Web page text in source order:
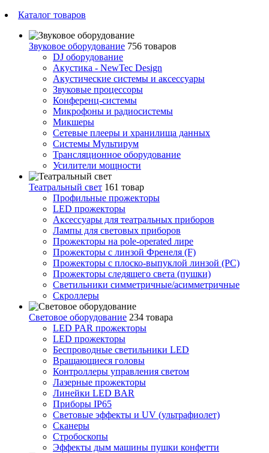
Каталог товаров
Звуковое оборудование 756 товаров
DJ оборудование
Акустика - NewTec Design
Акустические системы и аксессуары
Звуковые процессоры
Конференц-системы
Микрофоны и радиосистемы
Микшеры
Сетевые плееры и хранилища данных
Системы Мультирум
Трансляционное оборудование
Усилители мощности
Театральный свет 161 товар
Профильные прожекторы
LED прожекторы
Аксессуары для театральных приборов
Лампы для световых приборов
Прожекторы на pole-operated лире
Прожекторы с линзой Френеля (F)
Прожекторы с плоско-выпуклой линзой (PC)
Прожекторы следящего света (пушки)
Светильники симметричные/асимметричные
Скроллеры
Световое оборудование 234 товара
LED PAR прожекторы
LED прожекторы
Беспроводные светильники LED
Вращающиеся головы
Контроллеры управления светом
Лазерные прожекторы
Линейки LED BAR
Приборы IP65
Световые эффекты и UV (ультрафиолет)
Сканеры
Стробоскопы
Эффекты дым машины пушки конфетти